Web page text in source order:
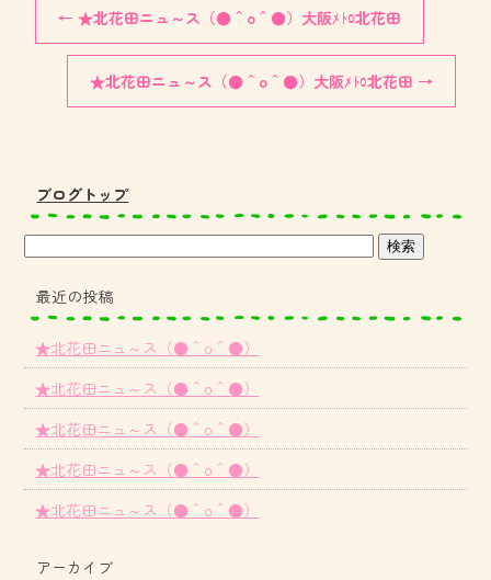
← ★北花田ニュ～ス（●＾o＾●）大阪ﾒﾄﾛ北花田
★北花田ニュ～ス（●＾o＾●）大阪ﾒﾄﾛ北花田 →
ブログトップ
最近の投稿
★北花田ニュ～ス（●＾o＾●）
★北花田ニュ～ス（●＾o＾●）
★北花田ニュ～ス（●＾o＾●）
★北花田ニュ～ス（●＾o＾●）
★北花田ニュ～ス（●＾o＾●）
アーカイブ